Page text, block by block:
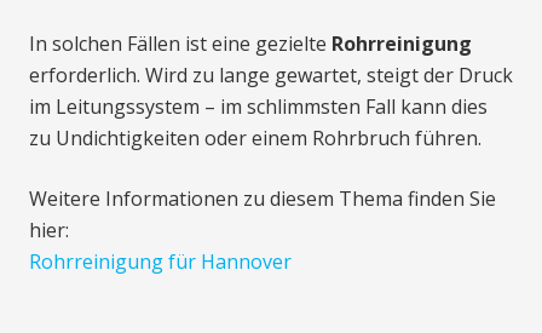
In solchen Fällen ist eine gezielte Rohrreinigung
erforderlich. Wird zu lange gewartet, steigt der Druck
im Leitungssystem – im schlimmsten Fall kann dies
zu Undichtigkeiten oder einem Rohrbruch führen.
Weitere Informationen zu diesem Thema finden Sie
hier:
Rohrreinigung für Hannover